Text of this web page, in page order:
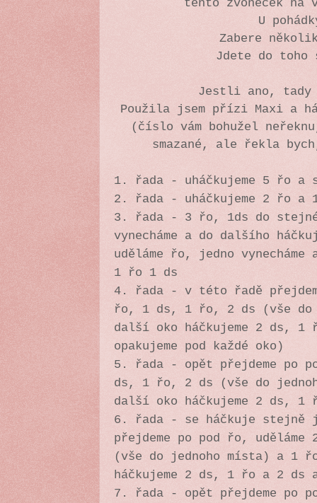
tento zvoneček na
U
Zabere
Jdete do toho
Jestli ano, tady
Použila jsem přízi Maxi a
(číslo vám bohužel
smazané, ale řekla
1. řada - uháčkujeme 5 řo a
2. řada - uháčkujeme 2 řo a
3. řada - 3 řo, 1ds do
vynecháme a do dalšího
uděláme řo, jedno
1 řo 1 ds
4. řada - v této řadě
řo, 1 ds, 1 řo, 2 ds (vše do
další oko háčkujeme 2 ds,
opakujeme pod každé oko)
5. řada - opět přejdeme po
ds, 1 řo, 2 ds (vše do
další oko háčkujeme 2 ds,
6. řada - se háčkuje stejně
přejdeme po pod řo,
(vše do jednoho místa) a 1
háčkujeme 2 ds, 1 řo a 2 ds
7. řada - opět přejdeme po